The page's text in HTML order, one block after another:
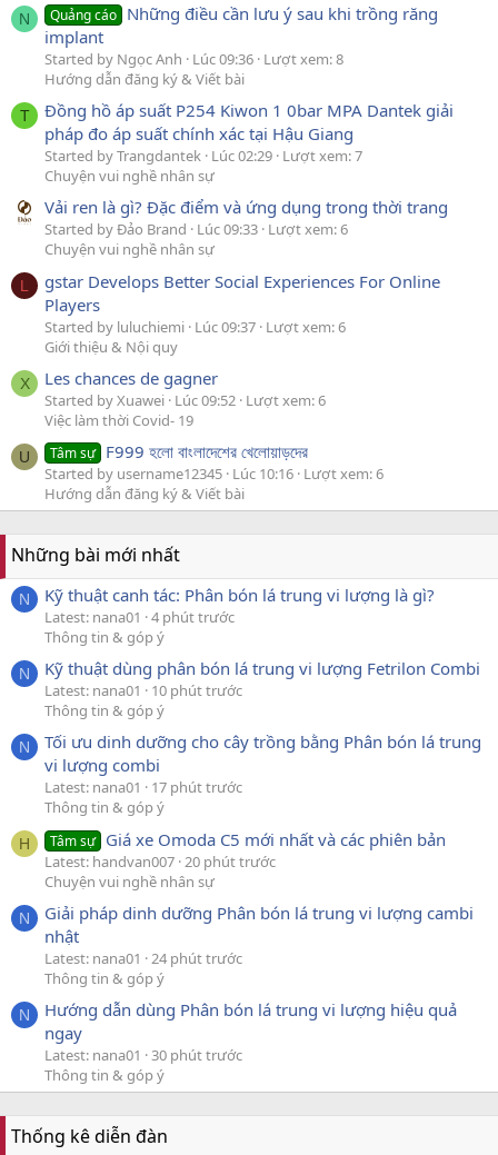
N Quảng cáo Những điều cần lưu ý sau khi trồng răng
implant
Started by Ngọc Anh Lúc 09:36 Lượt xem: 8
Hướng dẫn đăng ký & Viết bài
T
Đồng hồ áp suất P254 Kiwon 1 0bar MPA Dantek giải
pháp đo áp suất chính xác tại Hậu Giang
Started by Trangdantek Lúc 02:29 Lượt xem: 7
Chuyện vui nghề nhân sự
Vải ren là gì? Đặc điểm và ứng dụng trong thời trang
Started by Đảo Brand Lúc 09:33 Lượt xem: 6
Chuyện vui nghề nhân sự
L
gstar Develops Better Social Experiences For Online
Players
Started by luluchiemi Lúc 09:37 Lượt xem: 6
Giới thiệu & Nội quy
X Les chances de gagner
Started by Xuawei Lúc 09:52 Lượt xem: 6
Việc làm thời Covid- 19
U Tâm sự F999 হলো বাংলাদেশের খেলোয়াড়দের
Started by username12345 Lúc 10:16 Lượt xem: 6
Hướng dẫn đăng ký & Viết bài
Những bài mới nhất
N Kỹ thuật canh tác: Phân bón lá trung vi lượng là gì?
Latest: nana01
4 phút trước
Thông tin & góp ý
N Kỹ thuật dùng phân bón lá trung vi lượng Fetrilon Combi
Latest: nana01
10 phút trước
Thông tin & góp ý
N
Tối ưu dinh dưỡng cho cây trồng bằng Phân bón lá trung
vi lượng combi
Latest: nana01
17 phút trước
Thông tin & góp ý
H Tâm sự Giá xe Omoda C5 mới nhất và các phiên bản
Latest: handvan007 20 phút trước
Chuyện vui nghề nhân sự
N
Giải pháp dinh dưỡng Phân bón lá trung vi lượng cambi
nhật
Latest: nana01
24 phút trước
Thông tin & góp ý
N
Hướng dẫn dùng Phân bón lá trung vi lượng hiệu quả
ngay
Latest: nana01
30 phút trước
Thông tin & góp ý
Thống kê diễn đàn